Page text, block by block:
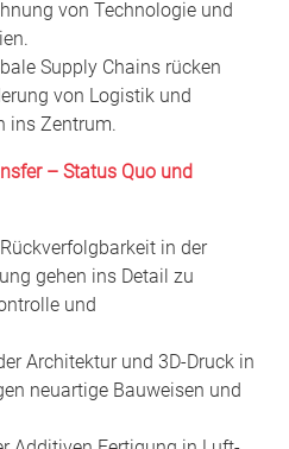
von Technologie und
Supply Chains rücken
von Logistik und
ins Zentrum.
– Status Quo und
in der
gehen ins Detail zu
und
Architektur und 3D-Druck in
neuartige Bauweisen und